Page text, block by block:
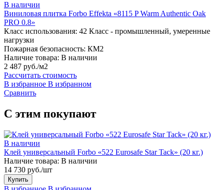
В наличии
Виниловая плитка Forbo Effekta «8115 P Warm Authentic Oak
PRO 0.8»
Класс использования: 42 Класс - промышленный, умеренные
нагрузки
Пожарная безопасность: КМ2
Наличие товара: В наличии
2 487 руб./м2
Рассчитать стоимость
В избранное В избранном
Сравнить
С этим покупают
В наличии
Клей универсальный Forbo «522 Eurosafe Star Tack» (20 кг.)
Наличие товара: В наличии
14 730 руб./шт
Купить